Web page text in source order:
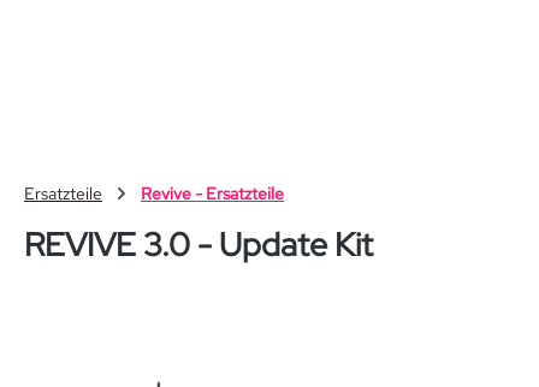
Zum Hauptinhalt springen
Ersatzteile Revive - Ersatzteile
REVIVE 3.0 - Update Kit